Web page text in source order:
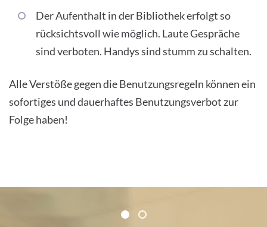
Der Aufenthalt in der Bibliothek erfolgt so
rücksichtsvoll wie möglich. Laute Gespräche
sind verboten. Handys sind stumm zu schalten.
Alle Verstöße gegen die Benutzungsregeln können ein
sofortiges und dauerhaftes Benutzungsverbot zur
Folge haben!
Certificates and Associations
1 2